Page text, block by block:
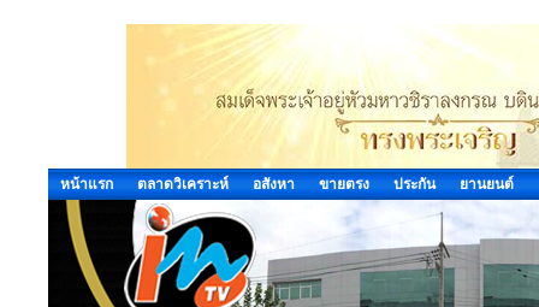
หน้าแรก ตลาดวิเคราะห์ อสังหา ขายตรง ประกัน ยานยนต์